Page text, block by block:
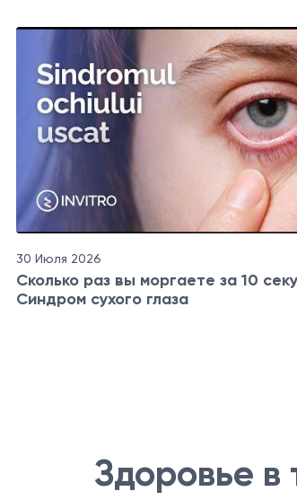
30 Июля 2026
Сколько раз вы моргаете за 10
Синдром сухого глаза
Здоровье